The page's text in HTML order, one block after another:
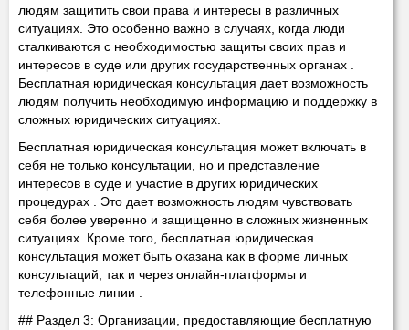
людям защитить свои права и интересы в различных
ситуациях. Это особенно важно в случаях, когда люди
сталкиваются с необходимостью защиты своих прав и
интересов в суде или других государственных органах .
Бесплатная юридическая консультация дает возможность
людям получить необходимую информацию и поддержку в
сложных юридических ситуациях.
Бесплатная юридическая консультация может включать в
себя не только консультации, но и представление
интересов в суде и участие в других юридических
процедурах . Это дает возможность людям чувствовать
себя более уверенно и защищенно в сложных жизненных
ситуациях. Кроме того, бесплатная юридическая
консультация может быть оказана как в форме личных
консультаций, так и через онлайн-платформы и
телефонные линии .
## Раздел 3: Организации, предоставляющие бесплатную